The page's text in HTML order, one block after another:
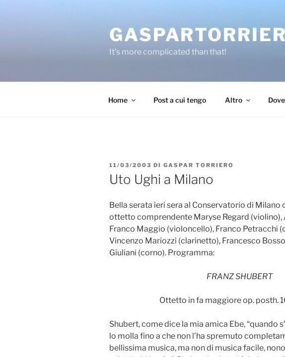
It's more complicated than that!
Home Post a cui tengo Altro
PUBBLICATO
IL
11/03/2003 DI GASPAR TORRIERO
Uto Ughi a Milano
Bella serata ieri sera al Conservatorio di Milano
ottetto comprendente Maryse Regard (violino),
Franco Maggio (violoncello), Franco Petracchi
Vincenzo Mariozzi (clarinetto), Francesco
Giuliani (corno). Programma:
FRANZ SHUBERT
Ottetto in fa maggiore op. posth.
Shubert, come dice la mia amica Ebe, “quando
lo molla fino a che non l’ha spremuto
bellissima musica, ma non di musica facile,